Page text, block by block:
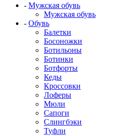
- Мужская обувь
Мужская обувь
- Обувь
Балетки
Босоножки
Ботильоны
Ботинки
Ботфорты
Кеды
Кроссовки
Лоферы
Мюли
Сапоги
Слингбэки
Туфли